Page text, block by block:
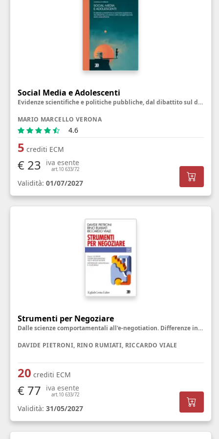
Social Media e Adolescenti
Evidenze scientifiche e politiche pubbliche, dal dibattito sul divieto alla riprogettazione delle piattaforme
MARIO MARCELLO VERONA
4.6
5 crediti ECM
€ 23 iva esente
art.10 633/72
Validità: 01/07/2027
Strumenti per Negoziare
Dalle scienze comportamentali all'e-negotiation. Differenze individuali e culturali
DAVIDE PIETRONI, RINO RUMIATI, RICCARDO VIALE
20 crediti ECM
€ 77 iva esente
art.10 633/72
Validità: 31/05/2027